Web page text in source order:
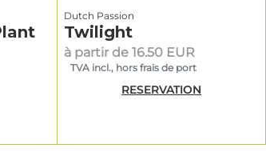
Dutch Passion
Twilight
à partir de 16.50 EUR
TVA incl., hors frais de port
RESERVATION